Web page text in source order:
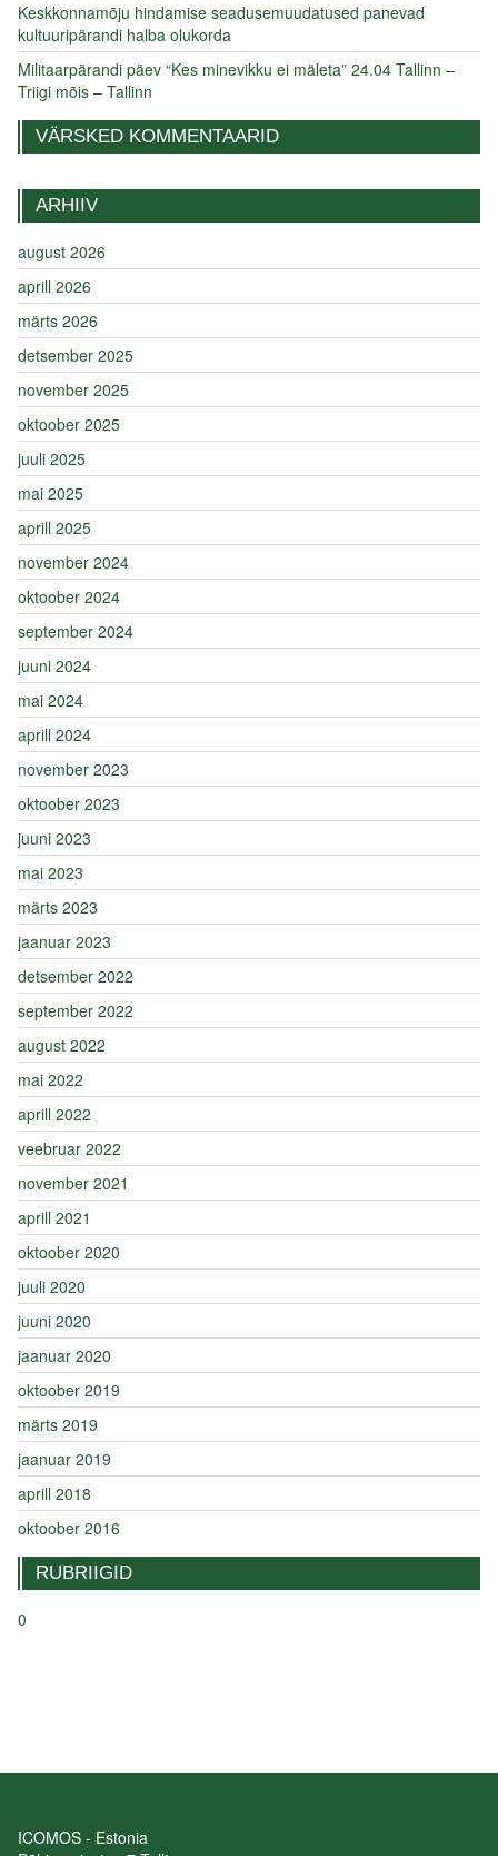
Keskkonnamõju hindamise seadusemuudatused panevad
kultuuripärandi halba olukorda
Militaarpärandi päev “Kes minevikku ei mäleta” 24.04 Tallinn –
Triigi mõis – Tallinn
VÄRSKED KOMMENTAARID
ARHIIV
august 2026
aprill 2026
märts 2026
detsember 2025
november 2025
oktoober 2025
juuli 2025
mai 2025
aprill 2025
november 2024
oktoober 2024
september 2024
juuni 2024
mai 2024
aprill 2024
november 2023
oktoober 2023
juuni 2023
mai 2023
märts 2023
jaanuar 2023
detsember 2022
september 2022
august 2022
mai 2022
aprill 2022
veebruar 2022
november 2021
aprill 2021
oktoober 2020
juuli 2020
juuni 2020
jaanuar 2020
oktoober 2019
märts 2019
jaanuar 2019
aprill 2018
oktoober 2016
RUBRIIGID
0
ICOMOS - Estonia